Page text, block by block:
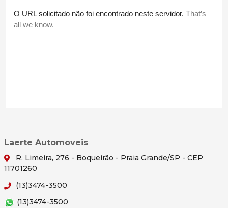
Laerte Automoveis
R. Limeira, 276 - Boqueirão - Praia Grande/SP - CEP
11701260
(13)3474-3500
(13)3474-3500